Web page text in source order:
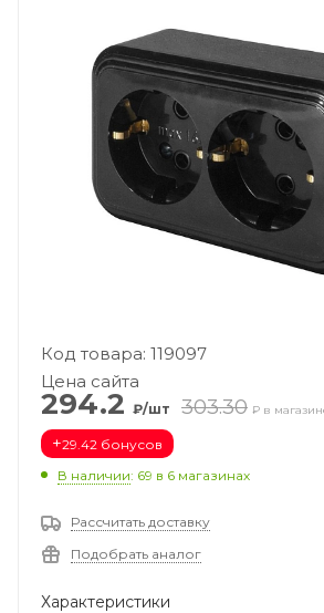
Код товара: 119097
Цена сайта
294.2 ₽/шт 303.30 ₽ в
+29.42 бонусов
В наличии: 69 в 6 магазинах
Рассчитать доставку
Подобрать аналог
Характеристики